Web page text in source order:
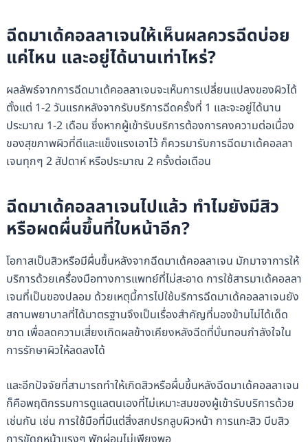
ฉีดมาเด้คอลลาเจนให้เห็นผลควรฉีดบ่อย
แค่ไหน และอยู่ได้นานเท่าไหร่?
ผลลัพธ์จากการฉีดมาเด้คอลลาเจนจะเห็นการเปลี่ยนแปลงของผิวได้
ตั้งแต่ 1-2 วันแรกหลังจากรับบริการฉีดครั้งที่ 1 และจะอยู่ได้นาน
ประมาณ 1-2 เดือน ซึ่งหากผู้เข้ารับบริการต้องการคงความต่อเนื่อง
ของสุขภาพผิวที่ดีและแข็งแรงเอาไว้ ก็ควรมารับการฉีดมาเด้คอลลา
เจนทุกๆ 2 สัปดาห์ หรือประมาณ 2 ครั้งต่อเดือน
ฉีดมาเด้คอลลาเจนไปแล้ว ทำไมยังมีสิว
หรือผดผื่นขึ้นที่ใบหน้าอีก?
โอกาสเป็นสิวหรือมีผื่นขึ้นหลังจากฉีดมาเด้คอลลาเจน มักมาจาการให้
บริการด้วยเครื่องมือทางการแพทย์ที่ไม่สะอาด การใช้สารมาเด้คอลลา
เจนที่เป็นของปลอม ด้วยเหตุนี้การไปใช้บริการฉีดมาเด้คอลลาเจนยัง
สถานพยาบาลที่ได้มาตรฐานจึงเป็นเรื่องสำคัญที่มองข้ามไม่ได้เด็ด
ขาด เพื่อลดความเสี่ยงเกิดผลข้างเคียงหลังฉีดที่บั่นทอนกำลังใจใน
การรักษาผิวให้ลดลงได้
และอีกปัจจัยที่สามารถทำให้เกิดสิวหรือผื่นขึ้นหลังฉีดมาเด้คอลลาเจน
ก็คือพฤติกรรมการดูแลตนเองที่ไม่เหมาะสมของผู้เข้ารับบริการด้วย
เช่นกัน เช่น การใช้มือที่มีแต่สิ่งสกปรกลูบผิวหน้า การแกะสิว บีบสิว